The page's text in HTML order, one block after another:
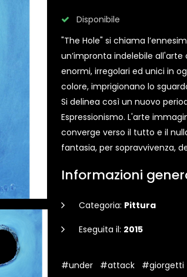
Disponibile
"The Hole" si chiama
un’impronta indelebile
enormi, irregolari ed unici in
colore, imprigionano lo
Si delinea così un nuovo
Espressionismo. L'arte
converge verso il tutto e il
fantasia, per sopravvivenza,
Informazioni
Categoria: Pittura
Eseguita il: 2015
#under #attack #giorgetti